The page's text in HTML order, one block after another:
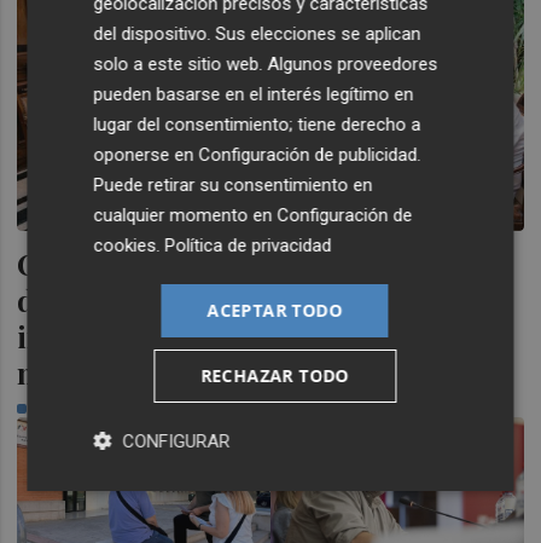
Castelló traslada a la nueva Gestora
de Gaiates su "colaboración
incondicional en la promoción del
monumento gaiatero"
del dispositivo. Sus elecciones se aplican
solo a este sitio web. Algunos proveedores
pueden basarse en el interés legítimo en
lugar del consentimiento; tiene derecho a
oponerse enConfiguración de publicidad.
Puede retirar su consentimiento en
cualquier momento enConfiguración de
cookies.Política de privacidad
ACEPTAR TODO
RECHAZAR TODO
CONFIGURAR